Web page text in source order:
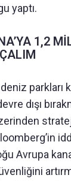
yaptı.
1,2
parkları
dışı
Avrupa